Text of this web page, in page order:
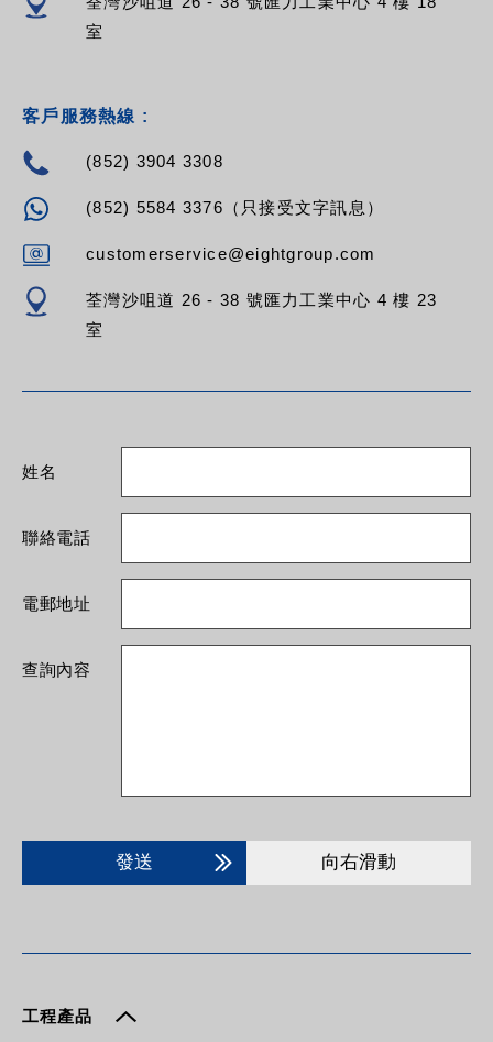
室
客戶服務熱線 :
(852) 3904 3308
(852) 5584 3376（只接受文字訊息）
customerservice@eightgroup.com
荃灣沙咀道 26 - 38 號匯力工業中心 4 樓 23
室
姓名
聯絡電話
電郵地址
查詢內容
發送 向右滑動
工程產品